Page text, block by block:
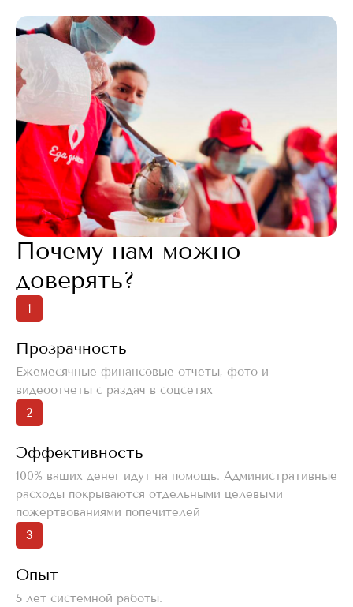
Почему нам можно
доверять?
1
Прозрачность
Ежемесячные финансовые отчеты, фото и
видеоотчеты с раздач в соцсетях
2
Эффективность
100% ваших денег идут на помощь. Административные
расходы покрываются отдельными целевыми
пожертвованиями попечителей
3
Опыт
5 лет системной работы.